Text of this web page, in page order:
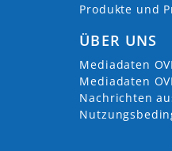
Produkte und
ÜBER UNS
Mediadaten
Mediadaten
Nachrichten